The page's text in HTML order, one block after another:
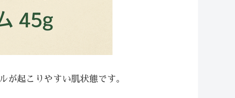
が起こりやすい肌状態です。